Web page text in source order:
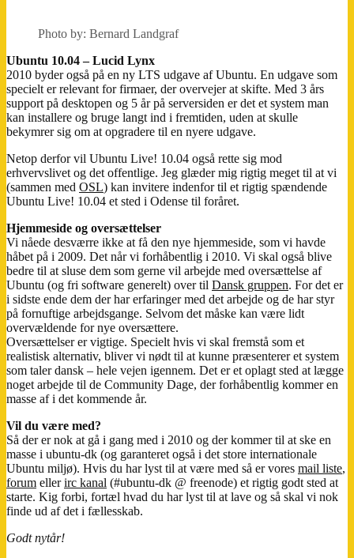
Photo by: Bernard Landgraf
Ubuntu 10.04 – Lucid Lynx
2010 byder også på en ny LTS udgave af Ubuntu. En udgave som
specielt er relevant for firmaer, der overvejer at skifte. Med 3 års
support på desktopen og 5 år på serversiden er det et system man
kan installere og bruge langt ind i fremtiden, uden at skulle
bekymrer sig om at opgradere til en nyere udgave.
Netop derfor vil Ubuntu Live! 10.04 også rette sig mod
erhvervslivet og det offentlige. Jeg glæder mig rigtig meget til at vi
(sammen med OSL) kan invitere indenfor til et rigtig spændende
Ubuntu Live! 10.04 et sted i Odense til foråret.
Hjemmeside og oversættelser
Vi nåede desværre ikke at få den nye hjemmeside, som vi havde
håbet på i 2009. Det når vi forhåbentlig i 2010. Vi skal også blive
bedre til at sluse dem som gerne vil arbejde med oversættelse af
Ubuntu (og fri software generelt) over til Dansk gruppen. For det er
i sidste ende dem der har erfaringer med det arbejde og de har styr
på fornuftige arbejdsgange. Selvom det måske kan være lidt
overvældende for nye oversættere.
Oversættelser er vigtige. Specielt hvis vi skal fremstå som et
realistisk alternativ, bliver vi nødt til at kunne præsenterer et system
som taler dansk – hele vejen igennem. Det er et oplagt sted at lægge
noget arbejde til de Community Dage, der forhåbentlig kommer en
masse af i det kommende år.
Vil du være med?
Så der er nok at gå i gang med i 2010 og der kommer til at ske en
masse i ubuntu-dk (og garanteret også i det store internationale
Ubuntu miljø). Hvis du har lyst til at være med så er vores mail liste,
forum ellerirc kanal (#ubuntu-dk @ freenode) et rigtig godt sted at
starte. Kig forbi, fortæl hvad du har lyst til at lave og så skal vi nok
finde ud af det i fællesskab.
Godt nytår!